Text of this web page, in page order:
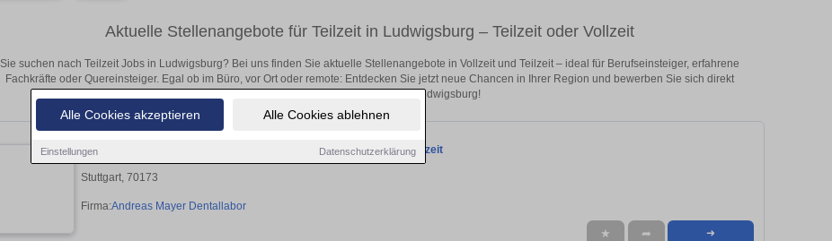
Alle Cookies akzeptieren Alle Cookies ablehnen
Einstellungen Datenschutzerklärung
Aktuelle Stellenangebote für Teilzeit in Ludwigsburg – Teilzeit oder Vollzeit
Sie suchen nach Teilzeit Jobs in Ludwigsburg? Bei uns finden Sie aktuelle Stellenangebote in Vollzeit und Teilzeit – ideal für Berufseinsteiger, erfahrene
Fachkräfte oder Quereinsteiger. Egal ob im Büro, vor Ort oder remote: Entdecken Sie jetzt neue Chancen in Ihrer Region und bewerben Sie sich direkt
auf passende Teilzeit-Stellen in Ludwigsburg!
Arbeitsvorbereitung Zahntechnische Labor Dentallabor Voll/und Teilzeit
Stuttgart, 70173
Firma:Andreas Mayer Dentallabor
★ ➦ ➜